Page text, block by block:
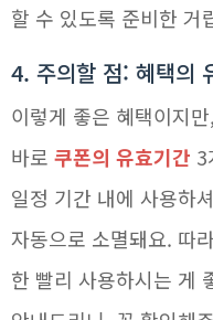
할 수 있도록 준비한 거
4. 주의할 점: 혜택의
이렇게 좋은 혜택이지
바로 쿠폰의 유효기간 3
일정 기간 내에 사용하
자동으로 소멸돼요. 따
한 빨리 사용하시는 게